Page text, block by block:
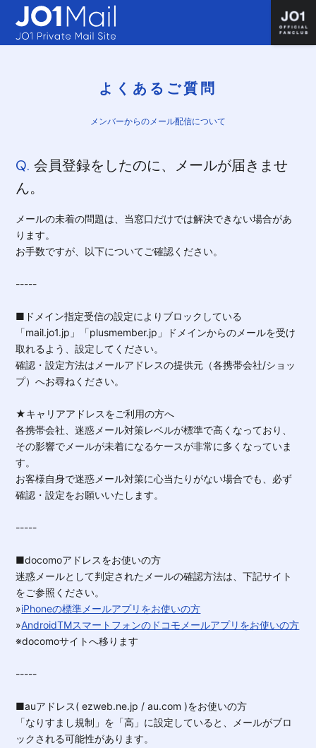
よくあるご質問
メンバーからのメール配信について
Q. 会員登録をしたのに、メールが届きませ
ん。
メールの未着の問題は、当窓口だけでは解決できない場合があ
ります。
お手数ですが、以下についてご確認ください。
-----
■ドメイン指定受信の設定によりブロックしている
「mail.jo1.jp」「plusmember.jp」ドメインからのメールを受け
取れるよう、設定してください。
確認・設定方法はメールアドレスの提供元（各携帯会社/ショッ
プ）へお尋ねください。
★キャリアアドレスをご利用の方へ
各携帯会社、迷惑メール対策レベルが標準で高くなっており、
その影響でメールが未着になるケースが非常に多くなっていま
す。
お客様自身で迷惑メール対策に心当たりがない場合でも、必ず
確認・設定をお願いいたします。
-----
■docomoアドレスをお使いの方
迷惑メールとして判定されたメールの確認方法は、下記サイト
をご参照ください。
»iPhoneの標準メールアプリをお使いの方
»AndroidTMスマートフォンのドコモメールアプリをお使いの方
※docomoサイトへ移ります
-----
■auアドレス( ezweb.ne.jp / au.com )をお使いの方
「なりすまし規制」を「高」に設定していると、メールがブロ
ックされる可能性があります。